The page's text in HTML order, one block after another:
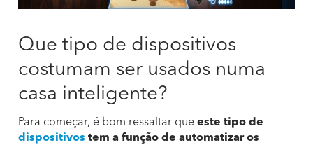
Que tipo de dispositivos
costumam ser usados numa
casa inteligente?
Para começar, é bom ressaltar que este tipo de
dispositivos tem a função de automatizar os